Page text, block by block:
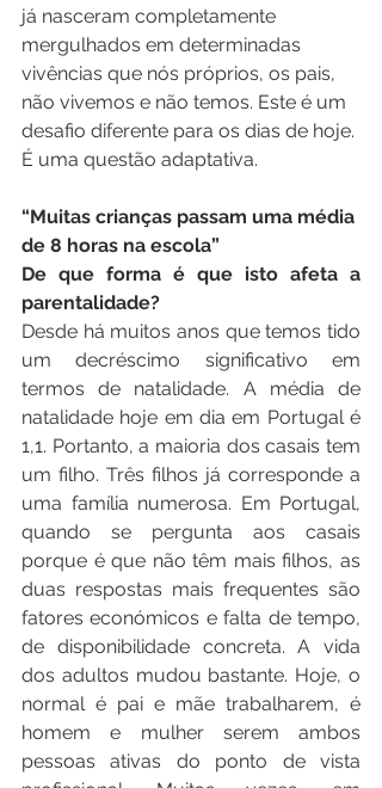
já nasceram completamente
mergulhados em determinadas
vivências que nós próprios, os pais,
não vivemos e não temos. Este é um
desafio diferente para os dias de hoje.
É uma questão adaptativa.
“Muitas crianças passam uma média
de 8 horas na escola”
De que forma é que isto afeta a
parentalidade?
Desde há muitos anos que temos tido
um decréscimo significativo em
termos de natalidade. A média de
natalidade hoje em dia em Portugal é
1,1. Portanto, a maioria dos casais tem
um filho. Três filhos já corresponde a
uma família numerosa. Em Portugal,
quando se pergunta aos casais
porque é que não têm mais filhos, as
duas respostas mais frequentes são
fatores económicos e falta de tempo,
de disponibilidade concreta. A vida
dos adultos mudou bastante. Hoje, o
normal é pai e mãe trabalharem, é
homem e mulher serem ambos
pessoas ativas do ponto de vista